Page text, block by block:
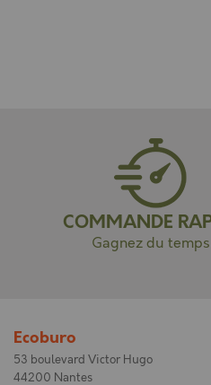
COMMANDE
Gagnez du temps
Ecoburo
53 boulevard Victor Hugo
44200 Nantes